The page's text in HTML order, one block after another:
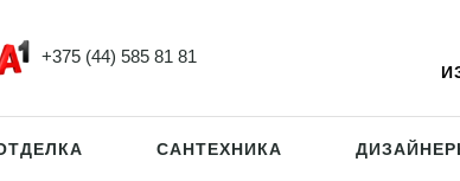
+375 (44) 585 81 81
САНТЕХНИКА